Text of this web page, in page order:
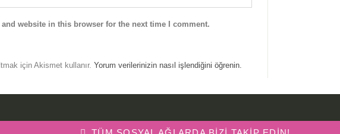
website in this browser for the next time I comment.
için Akismet kullanır. Yorum verilerinizin nasıl işlendiğini öğrenin.